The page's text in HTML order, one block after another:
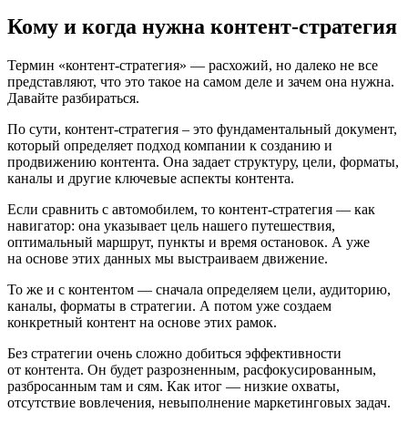
Кому и когда нужна контент-стратегия
Термин «контент-стратегия» — расхожий, но далеко не все
представляют, что это такое на самом деле и зачем она нужна.
Давайте разбираться.
По сути, контент-стратегия – это фундаментальный документ,
который определяет подход компании к созданию и
продвижению контента. Она задает структуру, цели, форматы,
каналы и другие ключевые аспекты контента.
Если сравнить с автомобилем, то контент-стратегия — как
навигатор: она указывает цель нашего путешествия,
оптимальный маршрут, пункты и время остановок. А уже
на основе этих данных мы выстраиваем движение.
То же и с контентом — сначала определяем цели, аудиторию,
каналы, форматы в стратегии. А потом уже создаем
конкретный контент на основе этих рамок.
Без стратегии очень сложно добиться эффективности
от контента. Он будет разрозненным, расфокусированным,
разбросанным там и сям. Как итог — низкие охваты,
отсутствие вовлечения, невыполнение маркетинговых задач.